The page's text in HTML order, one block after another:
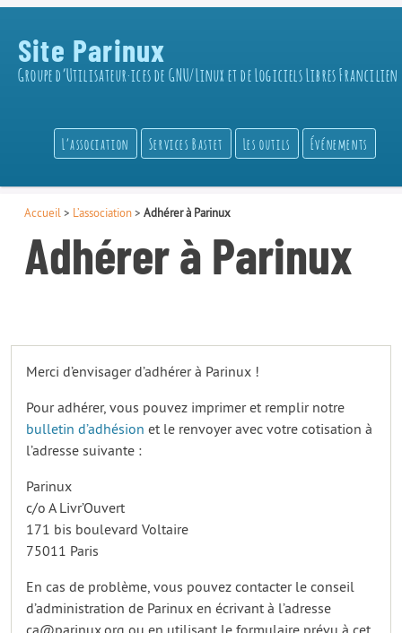
Site Parinux
Groupe d’Utilisateur·ices de GNU/Linux et de Logiciels Libres Francilien
L’association Services Bastet Les outils Événements
Accueil > L’association> Adhérer à Parinux
Adhérer à Parinux
Merci d’envisager d’adhérer à Parinux !
Pour adhérer, vous pouvez imprimer et remplir notre
bulletin d’adhésion et le renvoyer avec votre cotisation à
l’adresse suivante :
Parinux
c/o A Livr’Ouvert
171 bis boulevard Voltaire
75011 Paris
En cas de problème, vous pouvez contacter le conseil
d’administration de Parinux en écrivant à l’adresse
ca@parinux.org ou en utilisant le formulaire prévu à cet